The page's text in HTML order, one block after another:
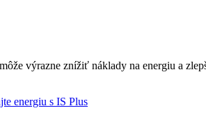
výrazne znížiť náklady na energiu a
energiu s IS Plus